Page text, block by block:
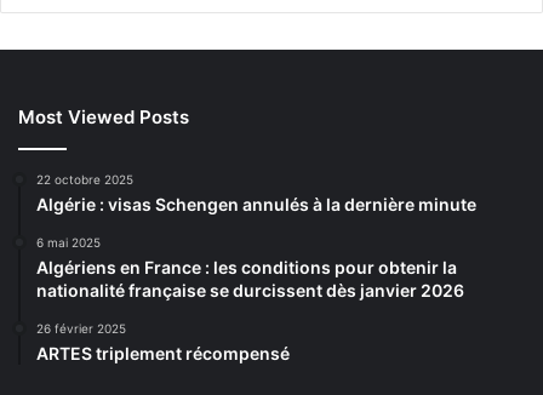
Most Viewed Posts
22 octobre 2025
Algérie : visas Schengen annulés à la dernière minute
6 mai 2025
Algériens en France : les conditions pour obtenir la
nationalité française se durcissent dès janvier 2026
26 février 2025
ARTES triplement récompensé